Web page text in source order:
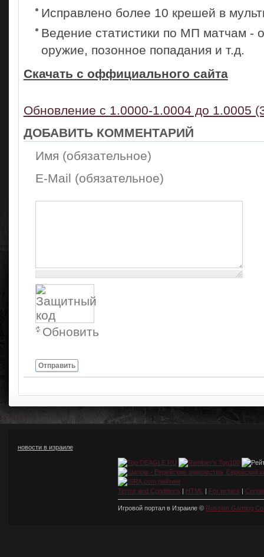
Исправлено более 10 крешей в
Ведение статистики по МП матчам -
оружие, позонное попадания и т.д.
Скачать с оффициального сайта
Обновление с 1.0000-1.0004 до 1.0005
ДОБАВИТЬ КОММЕНТАРИЙ
Имя (обязательное)
E-Mail (обязательное)
1000
символов
Обновить
Отправить
новости в израиле
Terms and Conditions | HTML | For writers |
Игровой портал в Израиле © Russian Gaming